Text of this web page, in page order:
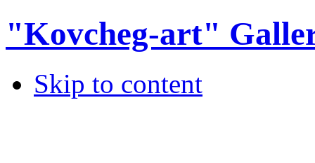
"Kovcheg-art"
Skip to content